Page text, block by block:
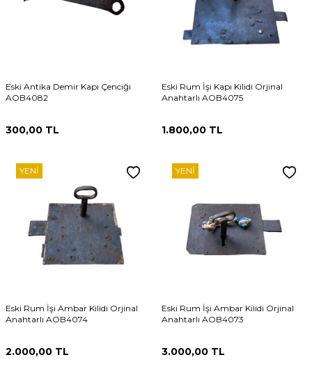
Eski Antika Demir Kapı Çenciği
AOB4082
300,00 TL
Eski Rum İşi Kapı Kilidi Orjinal
Anahtarlı AOB4075
1.800,00 TL
YENI
Eski Rum İşi Ambar Kilidi Orjinal
Anahtarlı AOB4074
2.000,00 TL
YENI
Eski Rum İşi Ambar Kilidi Orjinal
Anahtarlı AOB4073
3.000,00 TL